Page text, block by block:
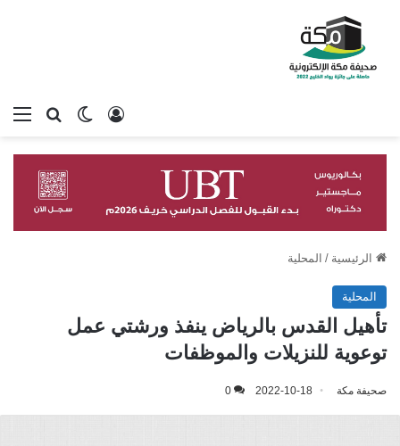
بحثالوضع
تسجيل الدخول
الرئيسية / المحلية
المحلية
تأهيل القدس بالرياض ينفذ ورشتي عمل
توعوية للنزيلات والموظفات
صحيفة مكة 2022-10-18
0